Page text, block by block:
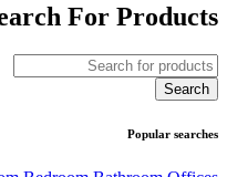
For Products
Popular searches